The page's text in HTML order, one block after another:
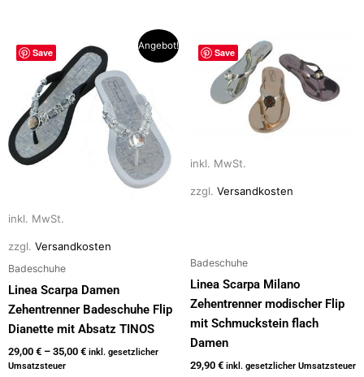
Save
Angebot!
inkl. MwSt.
zzgl. Versandkosten
Badeschuhe
Linea Scarpa Damen
Zehentrenner Badeschuhe Flip
Dianette mit Absatz TINOS
29,00 € – 35,00 € inkl. gesetzlicher
Umsatzsteuer
Dieses
Produkt
mehrere
Varianten
auf.
Die
auf
Produktseite
gewählt
werden
Save
inkl. MwSt.
zzgl. Versandkosten
Badeschuhe
Linea Scarpa Milano
Zehentrenner modischer Flip
mit Schmuckstein flach
Damen
29,90 € inkl. gesetzlicher Umsatzsteuer
Dieses
Produkt
weist
mehrere
Die
können
Produktseite
gewählt
werden